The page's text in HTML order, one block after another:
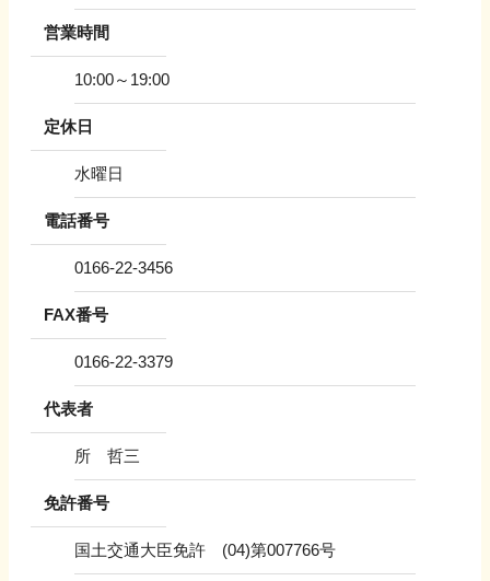
営業時間
10:00～19:00
定休日
水曜日
電話番号
0166-22-3456
FAX番号
0166-22-3379
代表者
所 哲三
免許番号
国土交通大臣免許 (04)第007766号